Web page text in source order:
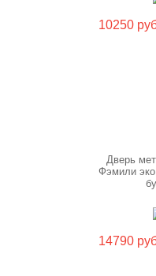
10250
Дверь
Фэмили
14790